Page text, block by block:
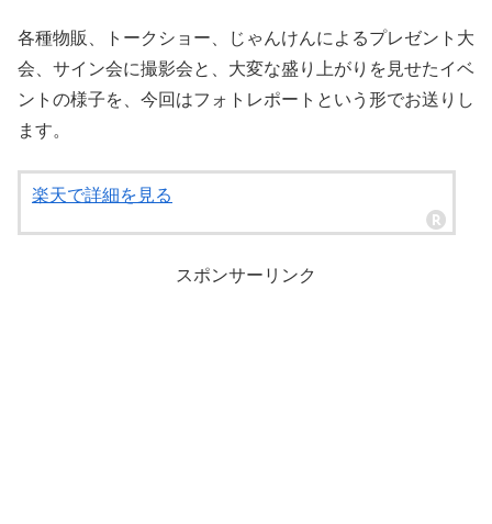
各種物販、トークショー、じゃんけんによるプレゼント大
会、サイン会に撮影会と、大変な盛り上がりを見せたイベ
ントの様子を、今回はフォトレポートという形でお送りし
ます。
楽天で詳細を見る
スポンサーリンク